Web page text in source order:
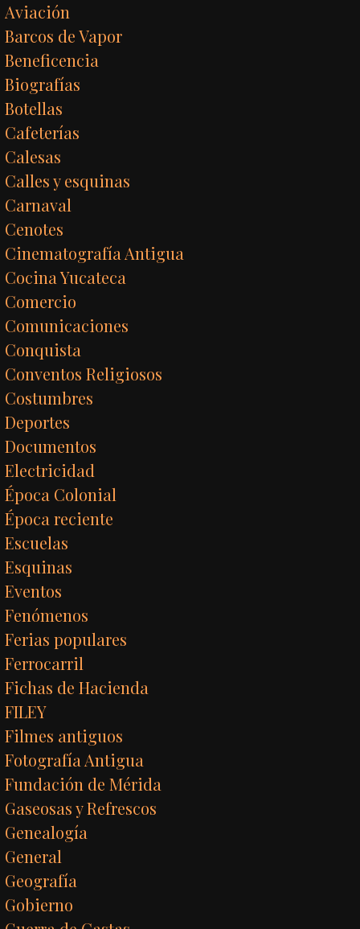
Aviación
Barcos de Vapor
Beneficencia
Biografías
Botellas
Cafeterías
Calesas
Calles y esquinas
Carnaval
Cenotes
Cinematografía Antigua
Cocina Yucateca
Comercio
Comunicaciones
Conquista
Conventos Religiosos
Costumbres
Deportes
Documentos
Electricidad
Época Colonial
Época reciente
Escuelas
Esquinas
Eventos
Fenómenos
Ferias populares
Ferrocarril
Fichas de Hacienda
FILEY
Filmes antiguos
Fotografía Antigua
Fundación de Mérida
Gaseosas y Refrescos
Genealogía
General
Geografía
Gobierno